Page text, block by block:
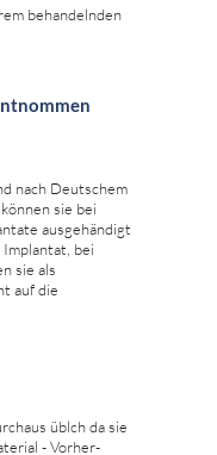
behandelnden
nach Deutschem
sie bei
ausgehändigt
Implantat, bei
sie als
auf die
üblch da sie
- Vorher-